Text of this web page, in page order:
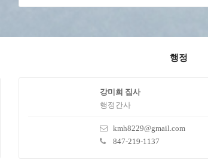
행정
강미희 집사
행정간사
kmh8229@gmail.com
847-219-1137